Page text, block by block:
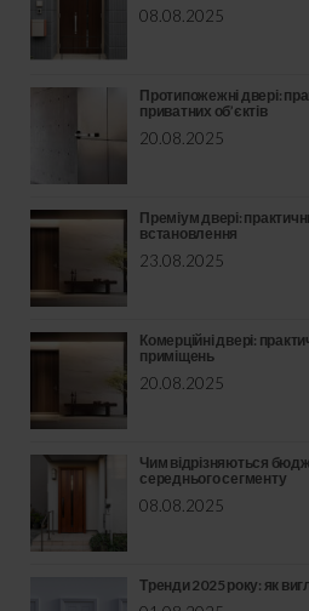
08.08.2025
Протипожежні двері:
приватних об’єктів
20.08.2025
Преміум двері:
встановлення
23.08.2025
Комерційні двері:
приміщень
20.08.2025
Чим відрізняються
середнього сегменту
08.08.2025
Тренди 2025 року: як